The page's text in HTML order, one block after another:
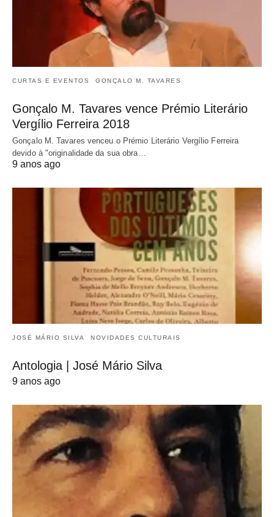
CURTAS E EVENTOS GONÇALO M. TAVARES
Gonçalo M. Tavares vence Prémio Literário
Vergílio Ferreira 2018
Gonçalo M. Tavares venceu o Prémio Literário Vergílio Ferreira
devido à "originalidade da sua obra…
9 anos ago
JOSÉ MÁRIO SILVA NOVIDADES CULTURAIS
Antologia | José Mário Silva
9 anos ago